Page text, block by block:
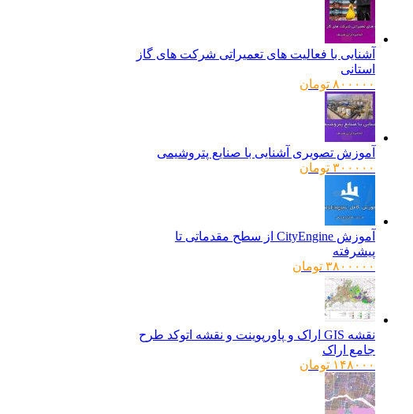
آشنایی با فعالیت های تعمیراتی شرکت های گاز
استانی
۸۰۰۰۰۰ تومان
آموزش تصویری آشنایی با صنایع پتروشیمی
۳۰۰۰۰۰ تومان
آموزش CityEngine از سطح مقدماتی تا
پیشرفته
۳۸۰۰۰۰۰ تومان
نقشه GIS اراک و پاورپوینت و نقشه اتوکد طرح
جامع اراک
۱۴۸۰۰۰ تومان